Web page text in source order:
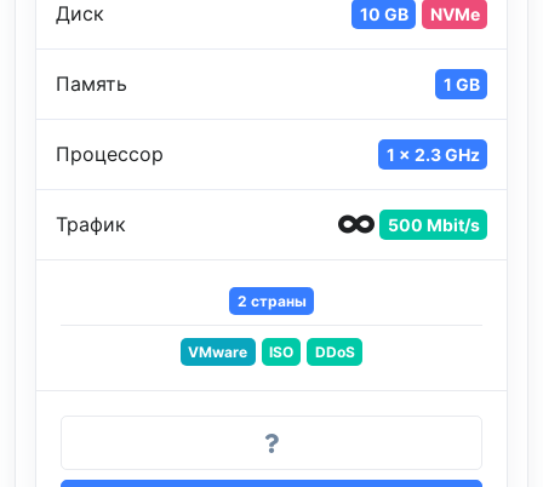
Диск 10 GB NVMe
Память 1 GB
Процессор 1 x 2.3 GHz
Трафик 500 Mbit/s
2 страны
VMware ISO DDoS